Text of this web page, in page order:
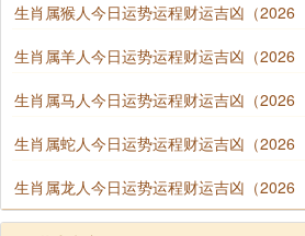
不代表易德轩观点。
生肖属猴人今日运势运程财运吉凶（2026
生肖属羊人今日运势运程财运吉凶（2026
生肖属马人今日运势运程财运吉凶（2026
生肖属蛇人今日运势运程财运吉凶（2026
生肖属龙人今日运势运程财运吉凶（2026